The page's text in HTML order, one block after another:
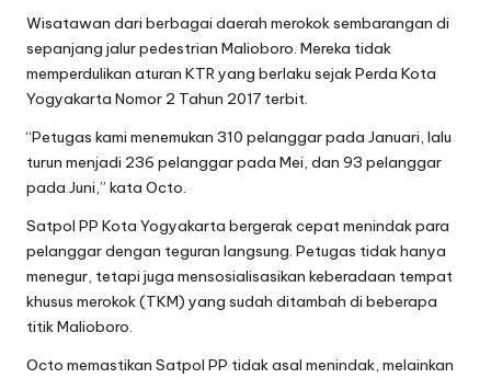
Wisatawan dari berbagai daerah merokok sembarangan di
sepanjang jalur pedestrian Malioboro. Mereka tidak
memperdulikan aturan KTR yang berlaku sejak Perda Kota
Yogyakarta Nomor 2 Tahun 2017 terbit.
“Petugas kami menemukan 310 pelanggar pada Januari, lalu
turun menjadi 236 pelanggar pada Mei, dan 93 pelanggar
pada Juni,” kata Octo.
Satpol PP Kota Yogyakarta bergerak cepat menindak para
pelanggar dengan teguran langsung. Petugas tidak hanya
menegur, tetapi juga mensosialisasikan keberadaan tempat
khusus merokok (TKM) yang sudah ditambah di beberapa
titik Malioboro.
Octo memastikan Satpol PP tidak asal menindak, melainkan